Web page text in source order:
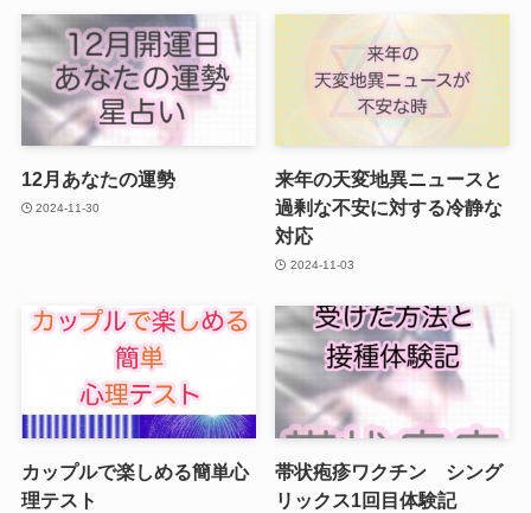
12月あなたの運勢
2024-11-30
来年の天変地異ニュースと
過剰な不安に対する冷静な
対応
2024-11-03
カップルで楽しめる簡単心
理テスト
帯状疱疹ワクチン シング
リックス1回目体験記